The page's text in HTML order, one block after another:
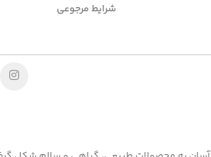
شرایط مرجوعی